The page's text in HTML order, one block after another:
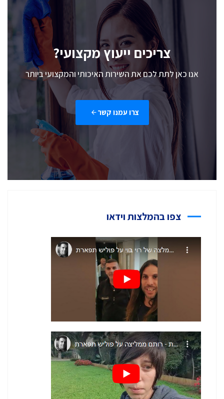
צריכים ייעוץ מקצועי?
אנו כאן לתת לכם את השירות האיכותי והמקצועי ביותר
צרו עמנו קשר
צפו בהמלצות וידאו